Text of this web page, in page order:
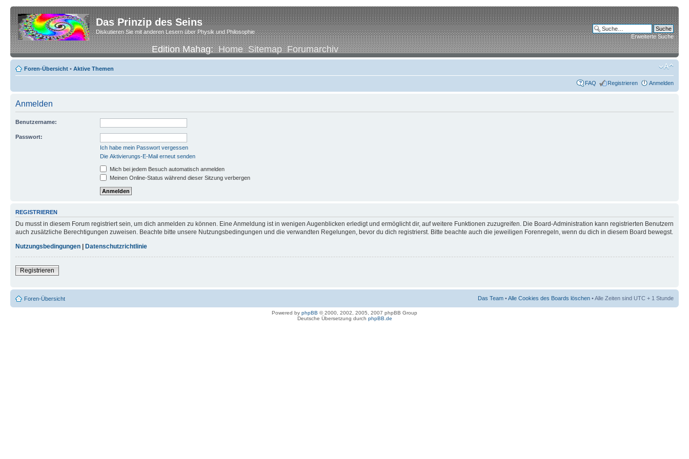
Das Prinzip des Seins
Diskutieren Sie mit anderen Lesern über Physik und Philosophie
Edition Mahag:Home Sitemap Forumarchiv
Erweiterte Suche
Foren-Übersicht • Aktive Themen
FAQ Registrieren Anmelden
Anmelden
Benutzername:
Passwort:
Ich habe mein Passwort vergessen
Die Aktivierungs-E-Mail erneut senden
Mich bei jedem Besuch automatisch anmelden
Meinen Online-Status während dieser Sitzung verbergen
REGISTRIEREN
Du musst in diesem Forum registriert sein, um dich anmelden zu können. Eine Anmeldung ist in wenigen Augenblicken erledigt und ermöglicht dir, auf weitere Funktionen zuzugreifen. Die Board-Administration kann registrierten Benutzern
auch zusätzliche Berechtigungen zuweisen. Beachte bitte unsere Nutzungsbedingungen und die verwandten Regelungen, bevor du dich registrierst. Bitte beachte auch die jeweiligen Forenregeln, wenn du dich in diesem Board bewegst.
Nutzungsbedingungen
Datenschutzrichtlinie
Registrieren
Foren-Übersicht Das Team •Alle Cookies des Boards löschen • Alle Zeiten sind UTC + 1 Stunde
Powered by phpBB © 2000, 2002, 2005, 2007 phpBB Group
Deutsche Übersetzung durch phpBB.de